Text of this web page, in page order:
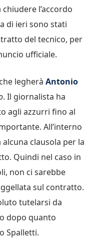
l’accordo
di ieri sono stati
del tecnico, per
ufficiale.
legherà Antonio
. Il giornalista ha
agli azzurri fino al
All’interno
clausola per la
Quindi nel caso in
non ci sarebbe
sul contratto.
tutelarsi da
dopo quanto
Spalletti.